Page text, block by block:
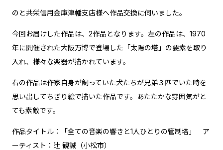
のと共栄信用金庫津幡支店様へ作品交換に伺いました。
今回お届けした作品は、2作品となります。左の作品は、1970
年に開催された大阪万博で登場した「太陽の塔」の要素を取り
入れ、様々な楽器が描かれています。
右の作品は作家自身が飼っていた犬たちが兄弟３匹でいた時を
思い出してちぎり絵で描いた作品です。あたたかな雰囲気がと
ても素敵です。
作品タイトル：「全ての音楽の響きと1人ひとりの管制塔」 ア
ーティスト：辻 観誠（小松市）